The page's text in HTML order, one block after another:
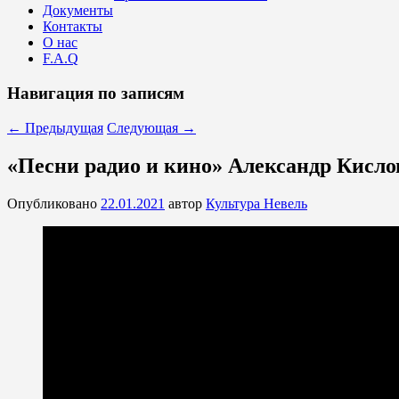
Документы
Контакты
О нас
F.A.Q
Навигация по записям
← Предыдущая Следующая →
«Песни радио и кино» Александр
Опубликовано 22.01.2021 автор Культура Невель